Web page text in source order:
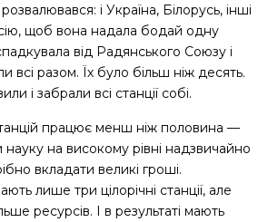
і Україна, Білорусь, інші
щоб вона надала бодай одну
від Радянського Союзу і
всі разом. Їх було більш ніж десять.
і забрали всі станції собі.
працює менш ніж половина —
науку на високому рівні надзвичайно
вкладати великі гроші.
лише три цілорічні станції, але
ресурсів. І в результаті мають